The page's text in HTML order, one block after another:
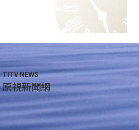
TITV NEWS
原視新聞網